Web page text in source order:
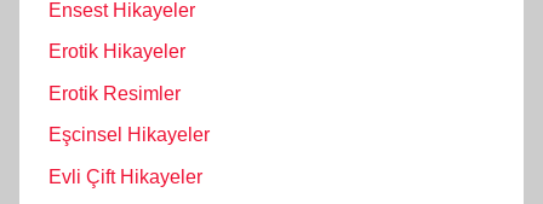
Ensest Hikayeler
Erotik Hikayeler
Erotik Resimler
Eşcinsel Hikayeler
Evli Çift Hikayeler